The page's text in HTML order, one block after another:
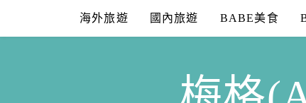
content
海外旅遊 國內旅遊 BABE美食